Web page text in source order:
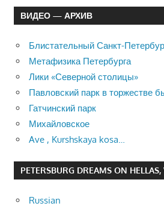
ВИДЕО — АРХИВ
Блистательный Санкт-
Метафизика Петербурга
Лики «Северной столицы»
Павловский парк в торжестве
Гатчинский парк
Михайловское
Ave , Kurshskaya kosa…
PETERSBURG DREAMS ON
Russian